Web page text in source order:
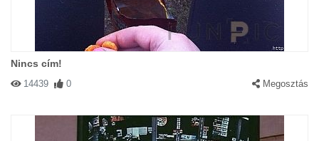
Nincs cím!
14439 0 Megosztás